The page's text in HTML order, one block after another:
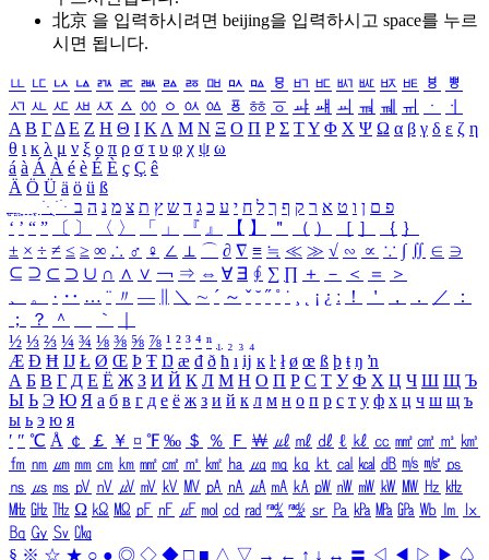
北京 을 입력하시려면 beijing을 입력하시고 space를 누르
시면 됩니다.
ㅥ ㅦ ㅧ ㅨ ㅩ ㅪ ㅫ ㅬ ㅭ ㅮ ㅯ ㅰ ㅱ ㅲ ㅳ ㅴ ㅵ ㅶ ㅷ ㅸ
ㅹ
ㅺ ㅻ ㅼ ㅽ ㅾ ㅿ ㆀ ㆁ ㆂ ㆃ ㆄ ㆅ ㆆ ㆇ ㆈ ㆉ ㆊ ㆋ ㆌ ㆍ
ㆎ
Α Β ΓΔ Ε Ζ Η Θ Ι ΚΛ Μ Ν Ξ Ο Π Ρ Σ ΤΥ Φ Χ Ψ Ω α β γ δ ε ζ η
θ ι κ λ μ ν ξ ο π ρ σ τ υ φ χ ψ ω
á à Á À é è É È ç Ç ê
Ä Ö Ü ä ö ü ß
ִֶֹ ֻּ ׁׂ פ ם ן ו ט א ר ק ף ך ל ח י ע כ ג ד ש ץ ת צ מ נ ה ב
‘ ’ “ ” 〔 〕 〈 〉 「 」 『 』 【 】 ＂ （ ） ［ ］ ｛ ｝
± × ÷ ≠ ≤ ≥ ∞ ∴ ♂ ♀ ∠ ⊥ ⌒ ∂ ∇ ≡ ≒ ≪ ≫ √ ∽ ∝ ∵ ∫ ∬ ∈ ∋
⊆ ⊇ ⊂ ⊃ ∪ ∩ ∧ ∨ ￢ ⇒ ⇔ ∀ ∃ ∮ ∑ ∏ ＋ － ＜ ＝
＞
、
。 · ‥ … ¨ 〃 ― ＼ ∼ ´ ～ ˇ ˘ ˝ ˚ ˙ ¸ ¡ ¿ ː ！ ＇ ， ． ／
：
；
？ ＾ ｀
½ ⅓ ⅔ ¼ ¾ ⅛ ⅜ ⅝ ⅞ ¹ ² ³ ⁴ ⁿ ₁ ₂ ₃ ₄
Æ Ð Ħ Ĳ Ł Ø Œ Þ Ŧ Ŋ æ đ ð ħ ı ĳ ĸ ŀ ł ø œ ß þ ŧ ŋ ŉ
А Б В Г Д Е Ё Ж З И Й К Л М Н О П Р С Т У Ф Х Ц Ч Ш Щ Ъ
Ы Ь Э Ю Я а б в г д е ё ж з и й к л м н о п р с т у ф х ц ч ш щ ъ
ы ь э ю я
′ ″ ℃ Å ￠ ￡ ￥ ¤ ℉ ‰ ＄ ％ Ｆ ￦ ㎕ ㎖ ㎗ ℓ ㎘ ㏄ ㎣ ㎤ ㎥ ㎦
㎙ ㎚ ㎛ ㎜ ㎝ ㎞ ㎟ ㎠ ㎡ ㎢ ㏊ ㎍ ㎎ ㎏ ㏏ ㎈ ㎉ ㏈ ㎧ ㎨ ㎰
㎱ ㎲ ㎳ ㎴ ㎵ ㎶ ㎷ ㎸ ㎹ ㎀ ㎁ ㎂ ㎃ ㎄ ㎺ ㎻ ㎽ ㎾ ㎿ ㎐ ㎑
㎒ ㎓ ㎔ Ω ㏀ ㏁ ㎊ ㎋ ㎌ ㏖ ㏅ ㎭ ㎮ ㎯ ㏛ ㎩ ㎪ ㎫ ㎬ ㏝ ㏐
㏓
㏃ ㏉ ㏜ ㏆
§ ※ ☆ ★ ○ ● ◎ ◇ ◆ □ ■ △ ▽ → ← ↑ ↓ ↔ 〓 ◁ ◀ ▷ ▶ ♤